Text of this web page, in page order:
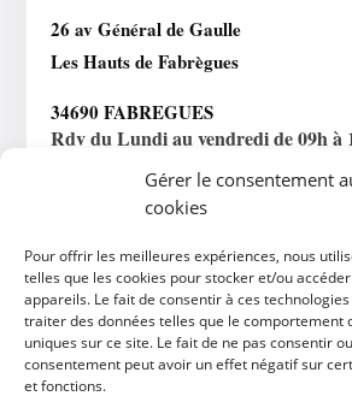
Gérer le consentement
cookies
Pour offrir les meilleures expériences, nous
telles que les cookies pour stocker et/ou
appareils. Le fait de consentir à ces
traiter des données telles que le comportement
uniques sur ce site. Le fait de ne pas consentir
consentement peut avoir un effet négatif sur
et fonctions.
26 av Général de Gaulle
Les Hauts de Fabrègues
34690 FABREGUES
Rdv du Lundi au vendredi de 09h à
Horaires Téléconsultation
Lundi au vendredi : 09h – 19h